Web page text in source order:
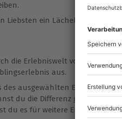
Liebsten ein Lächeln ins Gesicht.
die Erlebniswelt von mydays bei
aus.
des ausgewählten Erlebnisses
du die Differenz ganz
du es für weitere Erlebnisse